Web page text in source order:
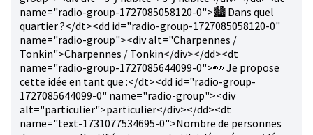
name="radio-group-1727085058120-0">🏙️ Dans quel
quartier ?</dt><dd id="radio-group-1727085058120-0"
name="radio-group"><div alt="Charpennes /
Tonkin">Charpennes / Tonkin</div></dd><dt
name="radio-group-1727085644099-0">👀 Je propose
cette idée en tant que :</dt><dd id="radio-group-
1727085644099-0" name="radio-group"><div
alt="particulier">particulier</div></dd><dt
name="text-1731077534695-0">Nombre de personnes